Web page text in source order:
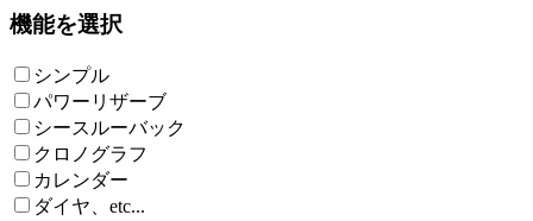
機能を選択
シンプル
パワーリザーブ
シースルーバック
クロノグラフ
カレンダー
ダイヤ、etc...